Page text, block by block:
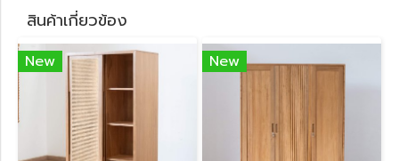
สินค้าเกี่ยวข้อง
New New